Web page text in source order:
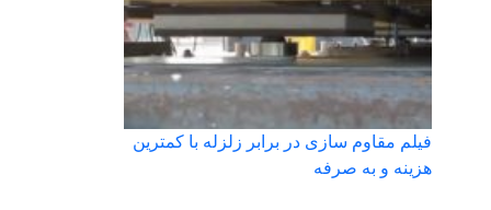
فیلم مقاوم سازی در برابر زلزله با کمترین
هزینه و به صرفه